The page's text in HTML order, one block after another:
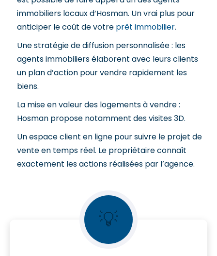
immobiliers locaux d’Hosman. Un vrai plus pour
anticiper le coût de votre prêt immobilier.
Une stratégie de diffusion personnalisée : les
agents immobiliers élaborent avec leurs clients
un plan d’action pour vendre rapidement les
biens.
La mise en valeur des logements à vendre :
Hosman propose notamment des visites 3D.
Un espace client en ligne pour suivre le projet de
vente en temps réel. Le propriétaire connaît
exactement les actions réalisées par l’agence.
💡